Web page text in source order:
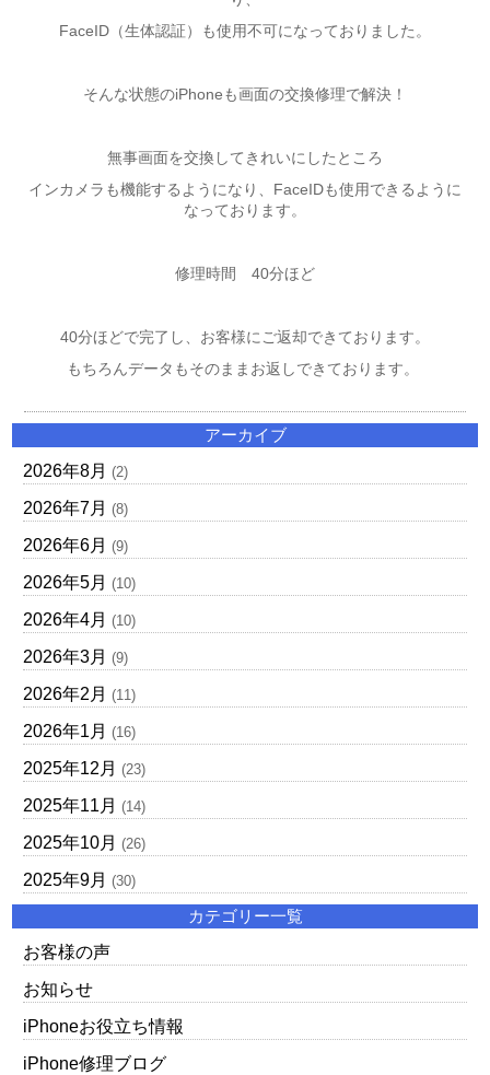
FaceID（生体認証）も使用不可になっておりました。
そんな状態のiPhoneも画面の交換修理で解決！
無事画面を交換してきれいにしたところ
インカメラも機能するようになり、FaceIDも使用できるように
なっております。
修理時間 40分ほど
40分ほどで完了し、お客様にご返却できております。
もちろんデータもそのままお返しできております。
アーカイブ
2026年8月 (2)
2026年7月 (8)
2026年6月 (9)
2026年5月 (10)
2026年4月 (10)
2026年3月 (9)
2026年2月 (11)
2026年1月 (16)
2025年12月 (23)
2025年11月 (14)
2025年10月 (26)
2025年9月 (30)
カテゴリー一覧
お客様の声
お知らせ
iPhoneお役立ち情報
iPhone修理ブログ